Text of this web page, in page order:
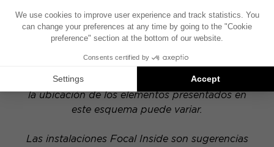
Este esquema de instalación se ha realizado
sistema de audio original de fábrica. Si tu
vehículo dispone de una opción hi-fi específica,
la ubicación de los elementos presentados en
este esquema puede variar.
Las instalaciones Focal Inside son sugerencias